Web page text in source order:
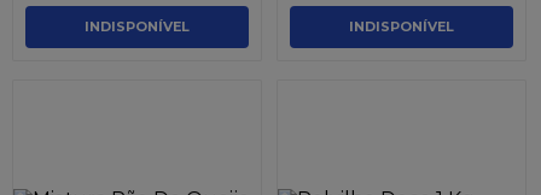
INDISPONÍVEL INDISPONÍVEL